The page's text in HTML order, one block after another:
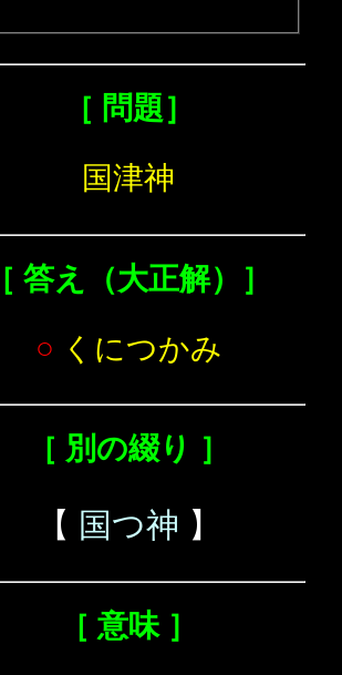
［ 問題］
国津神
［ 答え（大正解）］
○ くにつかみ
［ 別の綴り ］
【 国つ神 】
［ 意味 ］